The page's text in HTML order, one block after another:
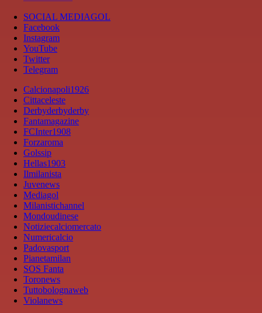
SOCIAL MEDIAGOL
Facebook
Instagram
YouTube
Twitter
Telegram
Calcionapoli1926
Cittaceleste
Derbyderbyderby
Fantamagazine
FCInter1908
Forzaroma
Golssip
Hellas1903
Ilmilanista
Juvenews
Mediagol
Milanistichannel
Mondoudinese
Notiziecalciomercato
Numericalcio
Padovasport
Pianetamilan
SOS Fanta
Toronews
Tuttobolognaweb
Violanews